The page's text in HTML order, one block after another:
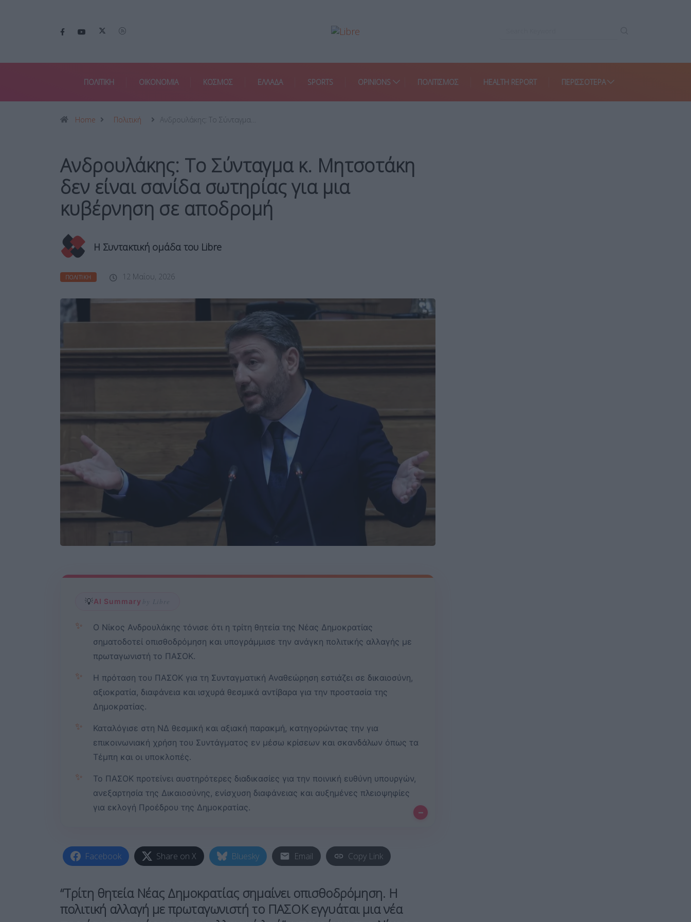
ΠΟΛΙΤΙΚΗ ΟΙΚΟΝΟΜΙΑ ΚΟΣΜΟΣ ΕΛΛΑΔΑ SPORTS OPINIONS ΠΟΛΙΤΙΣΜΟΣ HEALTH REPORT ΠΕΡΙΣΣΌΤΕΡΑ
Home Πολιτική Ανδρουλάκης: Το Σύνταγμα…
Ανδρουλάκης: Το Σύνταγμα κ. Μητσοτάκη
δεν είναι σανίδα σωτηρίας για μια
κυβέρνηση σε αποδρομή
Η Συντακτική ομάδα του Libre
ΠΟΛΙΤΙΚΉ 12 Μαΐου, 2026
💡AI Summary by Libre
✨
Ο Νίκος Ανδρουλάκης τόνισε ότι η τρίτη θητεία της Νέας Δημοκρατίας
σηματοδοτεί οπισθοδρόμηση και υπογράμμισε την ανάγκη πολιτικής αλλαγής με
πρωταγωνιστή το ΠΑΣΟΚ.
✨
Η πρόταση του ΠΑΣΟΚ για τη Συνταγματική Αναθεώρηση εστιάζει σε δικαιοσύνη,
αξιοκρατία, διαφάνεια και ισχυρά θεσμικά αντίβαρα για την προστασία της
Δημοκρατίας.
✨
Καταλόγισε στη ΝΔ θεσμική και αξιακή παρακμή, κατηγορώντας την για
επικοινωνιακή χρήση του Συντάγματος εν μέσω κρίσεων και σκανδάλων όπως τα
Τέμπη και οι υποκλοπές.
✨
Το ΠΑΣΟΚ προτείνει αυστηρότερες διαδικασίες για την ποινική ευθύνη υπουργών,
ανεξαρτησία της Δικαιοσύνης, ενίσχυση διαφάνειας και αυξημένες πλειοψηφίες
για εκλογή Προέδρου της Δημοκρατίας.
–
Facebook Share on X Bluesky Email Copy Link
“Τρίτη θητεία Νέας Δημοκρατίας σημαίνει οπισθοδρόμηση. Η
πολιτική αλλαγή με πρωταγωνιστή το ΠΑΣΟΚ εγγυάται μια νέα